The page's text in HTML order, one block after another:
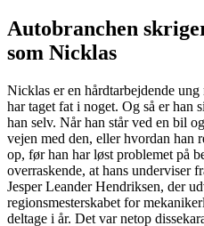
Autobranchen
som Nicklas
Nicklas er en hårdtarbejdende
har taget fat i noget. Og så er han
han selv. Når han står ved en bil
vejen med den, eller hvordan han
op, før han har løst problemet på
overraskende, at hans underviser
Jesper Leander Hendriksen, der
regionsmesterskabet for
deltage i år. Det var netop